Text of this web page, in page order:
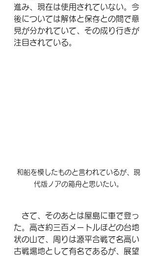
進み、現在は使用されていない。今
後については解体と保存との間で意
見が分かれていて、その成り行きが
注目されている。
和船を模したものと言われているが、現
代版ノアの箱舟と思いたい。
さて、そのあとは屋島に車で登っ
た。高さ約三百メートルほどの台地
状の山で、周りは源平合戦で名高い
古戦場地として有名であるが、展望